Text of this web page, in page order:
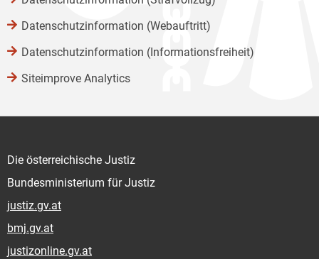
Datenschutzinformation (Webauftritt)
Datenschutzinformation (Informationsfreiheit)
Siteimprove Analytics
Die österreichische Justiz
Bundesministerium für Justiz
justiz.gv.at
bmj.gv.at
justizonline.gv.at